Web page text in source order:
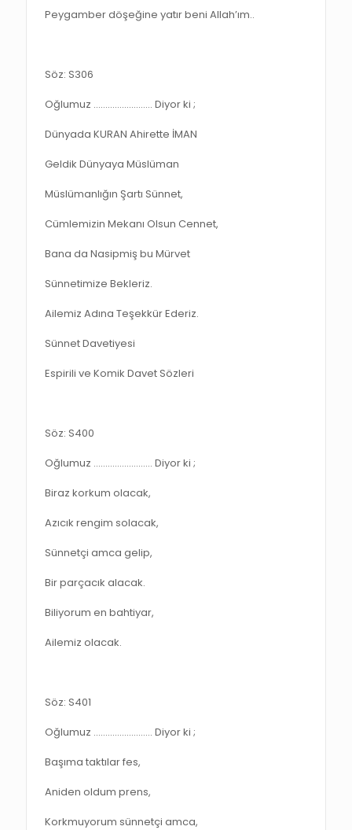
Peygamber döşeğine yatır beni Allah’ım..
Söz: S306
Oğlumuz ……………………. Diyor ki ;
Dünyada KURAN Ahirette İMAN
Geldik Dünyaya Müslüman
Müslümanlığın Şartı Sünnet,
Cümlemizin Mekanı Olsun Cennet,
Bana da Nasipmiş bu Mürvet
Sünnetimize Bekleriz.
Ailemiz Adına Teşekkür Ederiz.
Sünnet Davetiyesi
Espirili ve Komik Davet Sözleri
Söz: S400
Oğlumuz ……………………. Diyor ki ;
Biraz korkum olacak,
Azıcık rengim solacak,
Sünnetçi amca gelip,
Bir parçacık alacak.
Biliyorum en bahtiyar,
Ailemiz olacak.
Söz: S401
Oğlumuz ……………………. Diyor ki ;
Başıma taktılar fes,
Aniden oldum prens,
Korkmuyorum sünnetçi amca,